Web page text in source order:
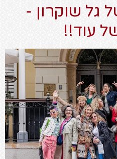
גל שוקרון -
עוד!!